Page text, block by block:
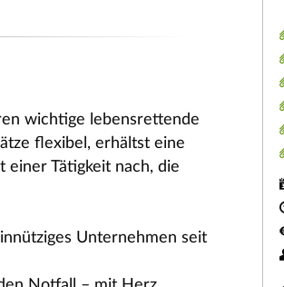
wichtige lebensrettende
flexibel, erhältst eine
einer Tätigkeit nach, die
Unternehmen seit